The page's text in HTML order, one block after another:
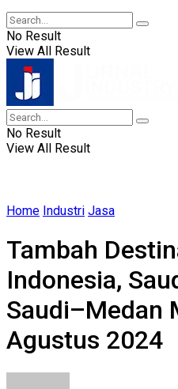
No Result
View All Result
No Result
View All Result
Home Industri Jasa
Tambah
Indonesia,
Saudi–Medan
Agustus 2024